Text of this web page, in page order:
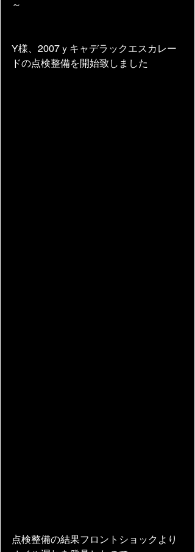
～
Y様、2007ｙキャデラックエスカレー
ドの点検整備を開始致しました
点検整備の結果フロントショックより